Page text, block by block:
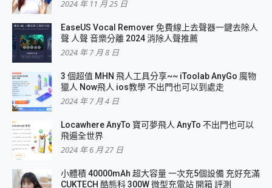
2024 年 11 月 25 日
EaseUS Vocal Remover 免費線上去聲器一鍵去除人
聲 人聲 音樂分離 2024 消除人聲推薦
2024 年 7 月 8 日
3 個超值 MHN 飛人工具分享~~ iToolab AnyGo 魔物
獵人 Now飛人 ios教學 不出門也可以到處走
2024 年 7 月 4 日
Locawhere AnyTo 寶可夢飛人 AnyTo 不出門也可以
飛遍全世界
2024 年 6 月 27 日
小體積 40000mAh 超大容量 一次充5個設備 充好充滿
CUKTECH 酷態科 300W 微型充電站 開箱 評測